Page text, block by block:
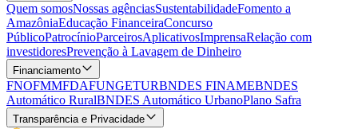
Quem somosNossas agênciasSustentabilidadeFomento a
AmazôniaEducação FinanceiraConcurso
PúblicoPatrocínioParceirosAplicativosImprensaRelação com
investidoresPrevenção à Lavagem de Dinheiro
Financiamento
FNOFMMFDAFUNGETURBNDES FINAMEBNDES
Automático RuralBNDES Automático UrbanoPlano Safra
Transparência e Privacidade